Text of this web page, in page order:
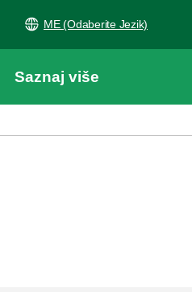
ME (Odaberite Jezik)
Saznaj više